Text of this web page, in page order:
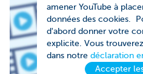
amener YouTube à
données des cookies.
d'abord donner votre
explicite. Vous
dans notre déclaration
Accepter